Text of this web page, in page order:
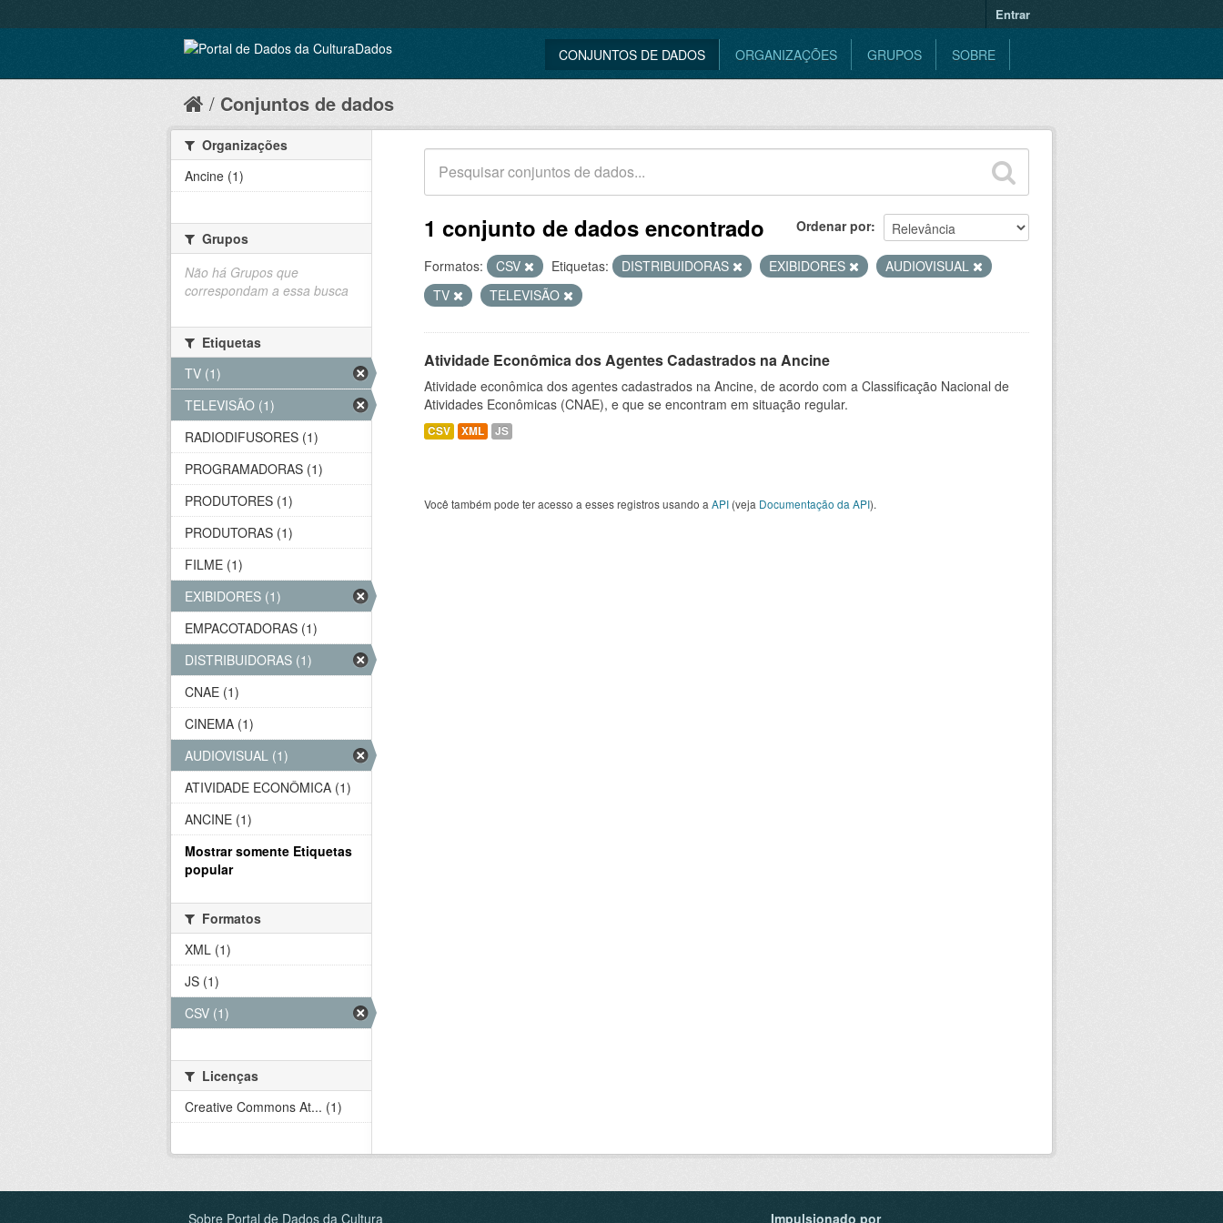
Entrar
CONJUNTOS DE DADOS ORGANIZAÇÕES GRUPOS SOBRE
Conjuntos de dados
Ordenar por
1 conjunto de dados encontrado
Formatos: CSV Etiquetas: DISTRIBUIDORAS EXIBIDORES
AUDIOVISUAL
TV
TELEVISÃO
Atividade Econômica dos Agentes Cadastrados na Ancine
Atividade econômica dos agentes cadastrados na Ancine, de acordo com a Classificação Nacional de
Atividades Econômicas (CNAE), e que se encontram em situação regular.
CSV XML JS
Você também pode ter acesso a esses registros usando a API (veja Documentação da API).
Organizações
Ancine (1)
Grupos
Não há Grupos que
correspondam a essa busca
Etiquetas
TV (1)
TELEVISÃO (1)
RADIODIFUSORES (1)
PROGRAMADORAS (1)
PRODUTORES (1)
PRODUTORAS (1)
FILME (1)
EXIBIDORES (1)
EMPACOTADORAS (1)
DISTRIBUIDORAS (1)
CNAE (1)
CINEMA (1)
AUDIOVISUAL (1)
ATIVIDADE ECONÔMICA (1)
ANCINE (1)
Mostrar somente Etiquetas
popular
Formatos
XML (1)
JS (1)
CSV (1)
Licenças
Creative Commons At... (1)
Sobre Portal de Dados da Cultura Impulsionado por